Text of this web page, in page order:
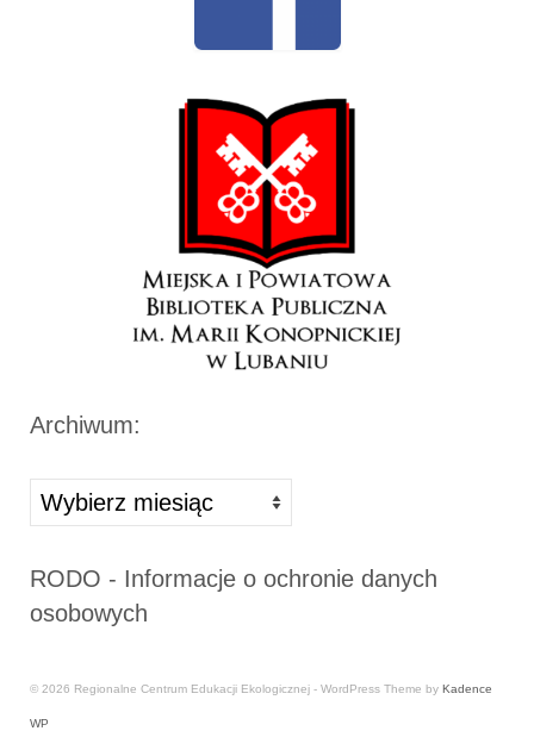
Archiwum:
Archiwa
RODO - Informacje o ochronie danych
osobowych
© 2026 Regionalne Centrum Edukacji Ekologicznej - WordPress Theme by Kadence
WP